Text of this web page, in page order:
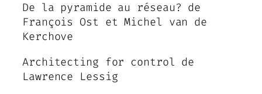
De la pyramide au réseau? de
François Ost et Michel van de
Kerchove
Architecting for control de
Lawrence Lessig